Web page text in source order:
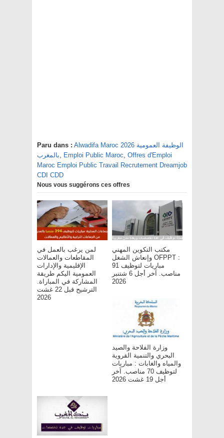
Paru dans : Alwadifa Maroc 2026 الوظيفة العمومية
بالمغرب, Emploi Public Maroc, Offres d'Emploi
Maroc Emploi Public Travail Recrutement Dreamjob
CDI CDD
Nous vous suggérons ces offres
لمن يرغب بالعمل في
المقاطعات والعمالات
الإقليمية والإدارات
العمومية اليكم طريقة
المشاركة في المباراة.
الترشيح قبل 22 غشت
2026
مكتب التكوين المهني
وإنعاش الشغل OFPPT :
مباريات لتوظيف 91
مناصب. آخر أجل 6 شتنبر
2026
وزارة الفلاحة والصيد
البحري والتنمية القروية
والمياه والغابات : مباريات
لتوظيف 70 مناصب. آخر
أجل 19 غشت 2026